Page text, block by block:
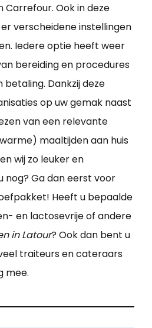
Carrefour. Ook in deze
verscheidene instellingen
Iedere optie heeft weer
bereiding en procedures
Dankzij deze
op uw gemak naast
van een relevante
maaltijden aan huis
wij zo leuker en
nog? Ga dan eerst voor
Heeft u bepaalde
en lactosevrije of andere
in Latour? Ook dan bent u
traiteurs en cateraars
mee.